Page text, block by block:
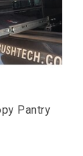
Pantry